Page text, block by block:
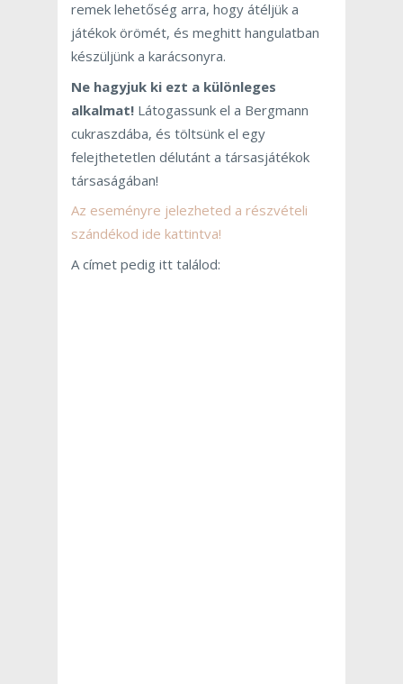
remek lehetőség arra, hogy átéljük a
játékok örömét, és meghitt hangulatban
készüljünk a karácsonyra.
Ne hagyjuk ki ezt a különleges
alkalmat! Látogassunk el a Bergmann
cukraszdába, és töltsünk el egy
felejthetetlen délutánt a társasjátékok
társaságában!
Az eseményre jelezheted a részvételi
szándékod ide kattintva!
A címet pedig itt találod: